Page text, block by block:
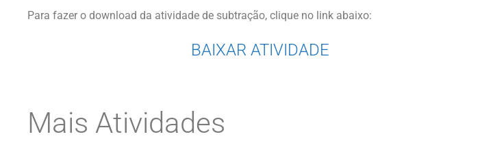
Para fazer o download da atividade de subtração, clique no link abaixo:
BAIXAR ATIVIDADE
Mais Atividades